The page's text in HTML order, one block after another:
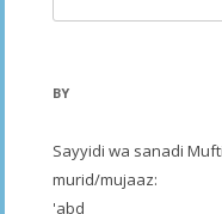
for:
BY
Sayyidi wa sanadi
murid/mujaaz:
'abd